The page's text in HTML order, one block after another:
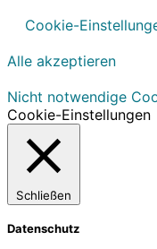
Cookie-
Alle akzeptieren
Nicht notwendige
Cookie-Einstellungen
Schließen
Datenschutz